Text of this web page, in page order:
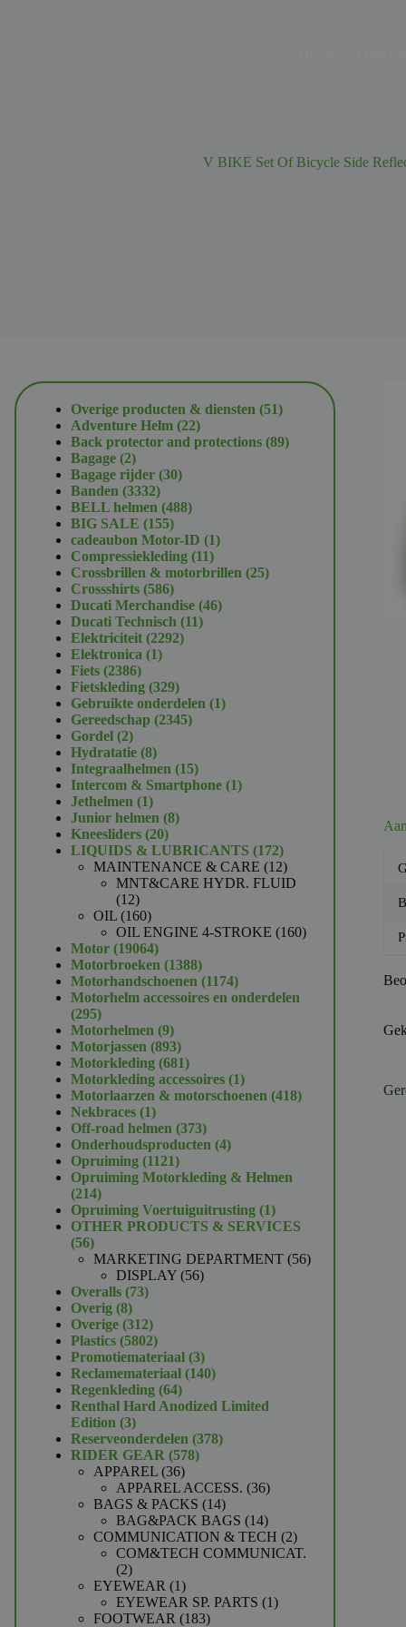
V BIKE Set Of Bicycle Side
Overige producten & diensten 5151
Adventure Helm 2222
producten
Back protector and protections 8989
Bagage 22
producten
Bagage rijder 3030
Banden 33323332
producten
BELL helmen 488488
BIG SALE 155155
producten
cadeaubon Motor-ID 11
Compressiekleding 1111
producten
Crossbrillen & motorbrillen 2525
Crossshirts 586586
producten
Ducati Merchandise 4646
Ducati Technisch 1111
Elektriciteit 22922292
Elektronica 11
Fiets 23862386
producten
Fietskleding 329329
producten
Gebruikte onderdelen 11
Gereedschap 23452345
Gordel 22
producten
Hydratatie 88
producten
Integraalhelmen 1515
producten
Intercom & Smartphone 11
Jethelmen 11
product
Junior helmen 88
Kneesliders 2020
producten
LIQUIDS & LUBRICANTS 172172
producten
MAINTENANCE & CARE 1212
producten
MNT&CARE HYDR. FLUID
1212
producten
OIL 160160
producten
OIL ENGINE 4-STROKE 160160
Motor 1906419064
producten
Motorbroeken 13881388
producten
Motorhandschoenen 11741174
producten
Motorhelm accessoires en onderdelen
295295
producten
Motorhelmen 99
producten
Motorjassen 893893
producten
Motorkleding 681681
producten
Motorkleding accessoires 11
product
Motorlaarzen & motorschoenen 418418
Nekbraces 11
product
Off-road helmen 373373
producten
Onderhoudsproducten 44
Opruiming 11211121
producten
Opruiming Motorkleding & Helmen
214214
producten
Opruiming Voertuiguitrusting 11
product
OTHER PRODUCTS & SERVICES
5656
producten
MARKETING DEPARTMENT 5656
DISPLAY 5656
Overalls 7373
Overig 88
producten
Overige 312312
producten
Plastics 58025802
producten
Promotiemateriaal 33
producten
Reclamemateriaal 140140
Regenkleding 6464
producten
Renthal Hard Anodized Limited
Edition 33
producten
Reserveonderdelen 378378
RIDER GEAR 578578
APPAREL 3636
producten
APPAREL ACCESS. 3636
BAGS & PACKS 1414
producten
BAG&PACK BAGS 1414
producten
COMMUNICATION & TECH 22
producten
COM&TECH COMMUNICAT.
22
producten
EYEWEAR 11
product
EYEWEAR SP. PARTS 11
FOOTWEAR 183183